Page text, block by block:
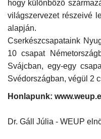
Magyar Deutsch
hogy különböző
világszervezet részeivé
alapján.
Cserkészcsapataink
10 csapat
Svájcban, egy-egy
Svédországban, végül 2
Honlapunk:
Dr. Gáll Júlia - WEUP